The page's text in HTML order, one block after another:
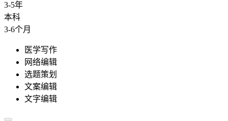
3-5年
本科
3-6个月
医学写作
网络编辑
选题策划
文案编辑
文字编辑